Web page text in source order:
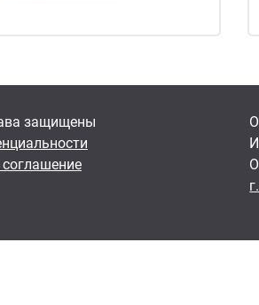
защищены